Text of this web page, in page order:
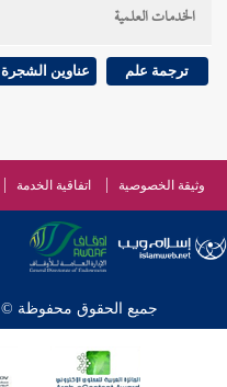
الخدمات العلمية
ترجمة علم عناوين الشجرة
وثيقة الخصوصية اتفاقية الخدمة
جميع الحقوق محفوظة © 2026 - 1998 لشبكة إسلام ويب